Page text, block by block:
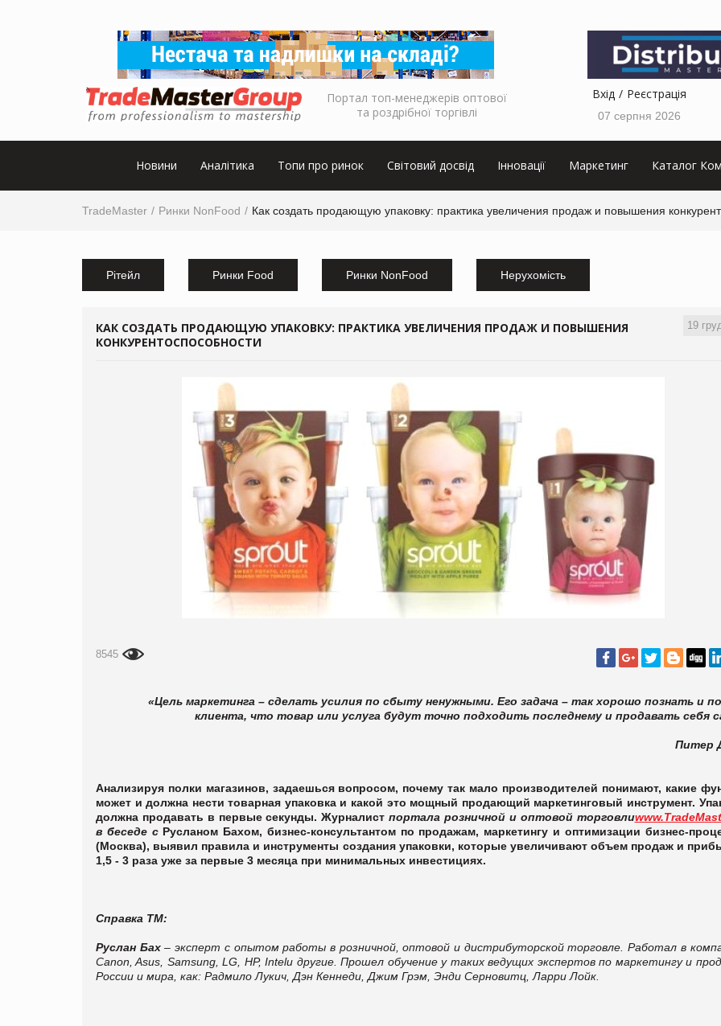
Портал топ-менеджерів оптової
та роздрібної торгівлі
Вхід Реєстрація
07 серпня 2026
Новини Аналітика Топи про ринок Світовий досвід Інновації Маркетинг Каталог
TradeMaster Ринки NonFood Как создать продающую упаковку: практика увеличения продаж и повышения
Рітейл Ринки Food Ринки NonFood Нерухомість
19
КАК СОЗДАТЬ ПРОДАЮЩУЮ УПАКОВКУ: ПРАКТИКА УВЕЛИЧЕНИЯ ПРОДАЖ И ПОВЫШЕНИЯ
КОНКУРЕНТОСПОСОБНОСТИ
8545
«Цель маркетинга – сделать усилия по сбыту ненужными. Его задача – так хорошо познать и
клиента, что товар или услуга будут точно подходить последнему и продавать себя
Питер
Анализируя полки магазинов, задаешься вопросом, почему так мало производителей понимают, какие
может и должна нести товарная упаковка и какой это мощный продающий маркетинговый инструмент.
должна продавать в первые секунды. Журналистпортала розничной и оптовой торговли
в беседе с Русланом Бахом, бизнес-консультантом по продажам, маркетингу и оптимизации бизнес-
(Москва), выявил правила и инструменты создания упаковки, которые увеличивают объем продаж и
1,5 - 3 раза уже за первые 3 месяца при минимальных инвестициях.
Справка ТМ:
Руслан Бах– эксперт с опытом работы в розничной, оптовой и дистрибуторской торговле. Работал в
Canon, Asus, Samsung, LG, HP,Intelи другие.Прошел обучение у таких ведущих экспертов по маркетингу и
России и мира, как: Радмило Лукич, Дэн Кеннеди, Джим Грэм, Энди Серновитц, Ларри Лойк.